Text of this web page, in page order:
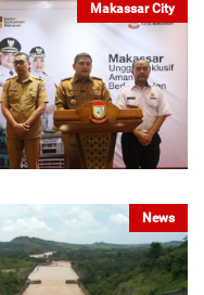
Makassar City
News